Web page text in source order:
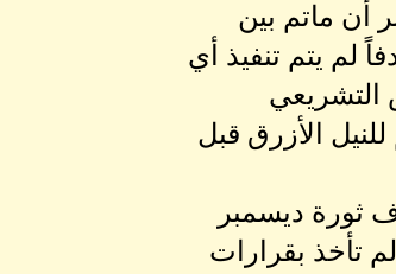
أن ماتم بين
والعسكري إنقلاب على الوثيقة الدستورية التي تضمنت 16 هدفاً لم يتم تنفيذ أي
التشريعي
الأزرق قبل
ثورة ديسمبر
تأخذ بقرارات